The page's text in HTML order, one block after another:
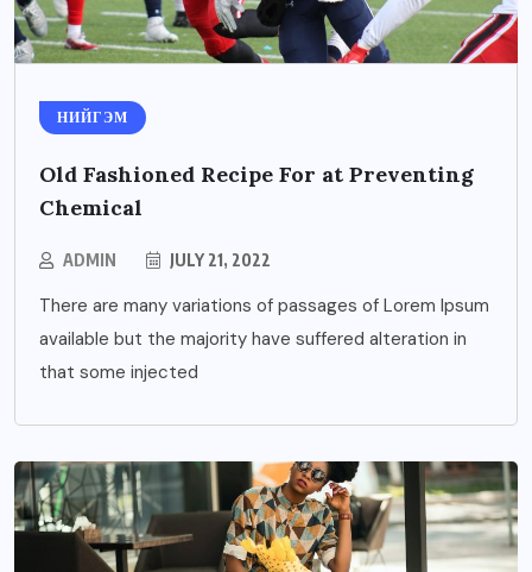
НИЙГЭМ
Old Fashioned Recipe For at Preventing
Chemical
ADMIN JULY 21, 2022
There are many variations of passages of Lorem Ipsum
available but the majority have suffered alteration in
that some injected